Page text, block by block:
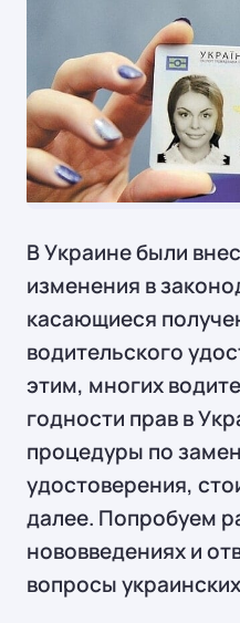
В Украине были
изменения в
касающиеся
водительского
этим, многих
годности прав в
процедуры по
удостоверения,
далее. Попробуем
нововведениях и
вопросы